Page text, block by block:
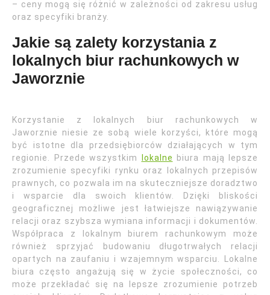
– ceny mogą się różnić w zależności od zakresu usług
oraz specyfiki branży.
Jakie są zalety korzystania z
lokalnych biur rachunkowych w
Jaworznie
Korzystanie z lokalnych biur rachunkowych w
Jaworznie niesie ze sobą wiele korzyści, które mogą
być istotne dla przedsiębiorców działających w tym
regionie. Przede wszystkim
lokalne biura mają lepsze
zrozumienie specyfiki rynku oraz lokalnych przepisów
prawnych, co pozwala im na skuteczniejsze doradztwo
i wsparcie dla swoich klientów. Dzięki bliskości
geograficznej możliwe jest łatwiejsze nawiązywanie
relacji oraz szybsza wymiana informacji i dokumentów.
Współpraca z lokalnym biurem rachunkowym może
również sprzyjać budowaniu długotrwałych relacji
opartych na zaufaniu i wzajemnym wsparciu. Lokalne
biura często angażują się w życie społeczności, co
może przekładać się na lepsze zrozumienie potrzeb